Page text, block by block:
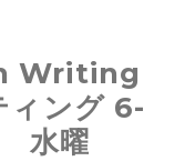
Writing
ィング 6-
水曜